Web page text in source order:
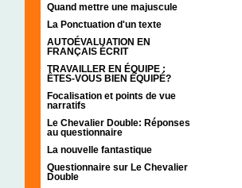
Quand mettre une majuscule
La Ponctuation d'un texte
AUTOÉVALUATION EN
FRANÇAIS ÉCRIT
TRAVAILLER EN ÉQUIPE :
ÊTES-VOUS BIEN ÉQUIPÉ?
Focalisation et points de vue
narratifs
Le Chevalier Double: Réponses
au questionnaire
La nouvelle fantastique
Questionnaire sur Le Chevalier
Double